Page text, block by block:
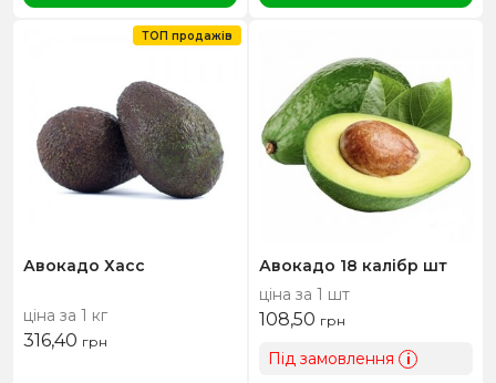
Авокадо Хасс
ціна за 1 кг
316,40 грн
ТОП продажів
Авокадо 18 калібр шт
ціна за 1 шт
108,50 грн
Під замовлення i